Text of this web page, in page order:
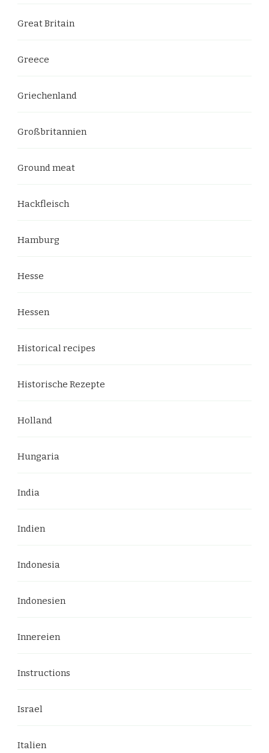
Great Britain
Greece
Griechenland
Großbritannien
Ground meat
Hackfleisch
Hamburg
Hesse
Hessen
Historical recipes
Historische Rezepte
Holland
Hungaria
India
Indien
Indonesia
Indonesien
Innereien
Instructions
Israel
Italien